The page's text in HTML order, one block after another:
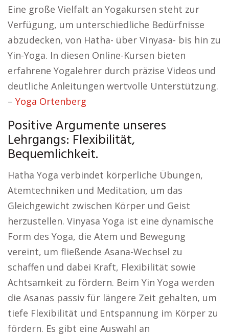
Eine große Vielfalt an Yogakursen steht zur
Verfügung, um unterschiedliche Bedürfnisse
abzudecken, von Hatha- über Vinyasa- bis hin zu
Yin-Yoga. In diesen Online-Kursen bieten
erfahrene Yogalehrer durch präzise Videos und
deutliche Anleitungen wertvolle Unterstützung.
– Yoga Ortenberg
Positive Argumente unseres
Lehrgangs: Flexibilität,
Bequemlichkeit.
Hatha Yoga verbindet körperliche Übungen,
Atemtechniken und Meditation, um das
Gleichgewicht zwischen Körper und Geist
herzustellen. Vinyasa Yoga ist eine dynamische
Form des Yoga, die Atem und Bewegung
vereint, um fließende Asana-Wechsel zu
schaffen und dabei Kraft, Flexibilität sowie
Achtsamkeit zu fördern. Beim Yin Yoga werden
die Asanas passiv für längere Zeit gehalten, um
tiefe Flexibilität und Entspannung im Körper zu
fördern. Es gibt eine Auswahl an